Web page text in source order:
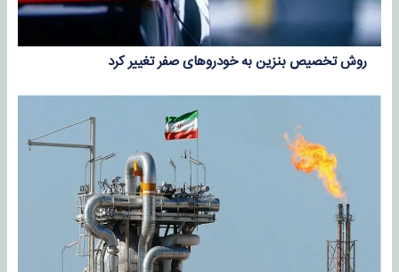
روش تخصیص بنزین به خودروهای صفر تغییر کرد